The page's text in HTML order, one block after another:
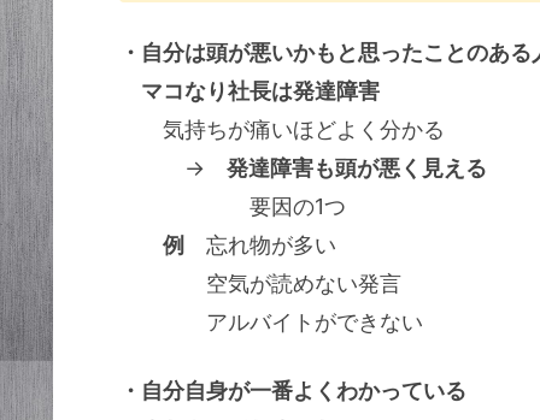
・自分は頭が悪いかもと思ったことのある
マコなり社長は発達障害
気持ちが痛いほどよく分かる
→ 発達障害も頭が悪く見える
要因の1つ
例 忘れ物が多い
空気が読めない発言
アルバイトができない
・自分自身が一番よくわかっている